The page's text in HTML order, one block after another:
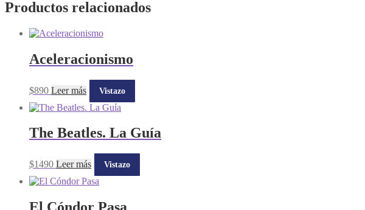
Productos relacionados
Aceleracionismo
$890 Leer más Vistazo
The Beatles. La Guía
$1490 Leer más Vistazo